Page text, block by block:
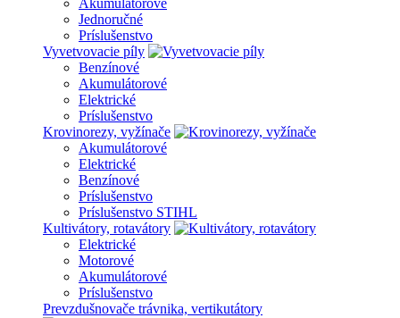
Akumulátorové
Jednoručné
Príslušenstvo
Vyvetvovacie píly
Benzínové
Akumulátorové
Elektrické
Príslušenstvo
Krovinorezy, vyžínače
Akumulátorové
Elektrické
Benzínové
Príslušenstvo
Príslušenstvo STIHL
Kultivátory, rotavátory
Elektrické
Motorové
Akumulátorové
Príslušenstvo
Prevzdušnovače trávnika, vertikutátory